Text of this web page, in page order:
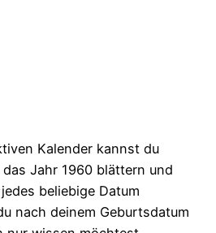
Kalender kannst du
Jahr 1960 blättern und
beliebige Datum
nach deinem Geburtsdatum